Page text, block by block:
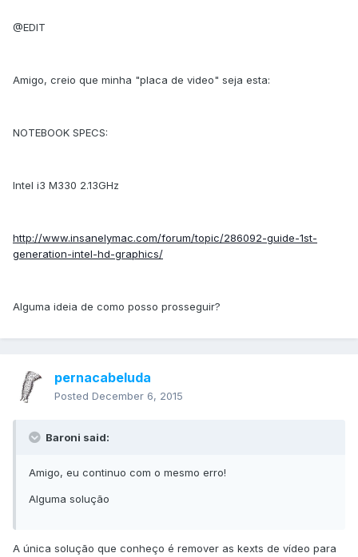
@EDIT
Amigo, creio que minha "placa de video" seja esta:
NOTEBOOK SPECS:
Intel i3 M330 2.13GHz
http://www.insanelymac.com/forum/topic/286092-guide-1st-
generation-intel-hd-graphics/
Alguma ideia de como posso prosseguir?
pernacabeluda
Posted December 6, 2015
Baroni said:
Amigo, eu continuo com o mesmo erro!
Alguma solução
A única solução que conheço é remover as kexts de vídeo para